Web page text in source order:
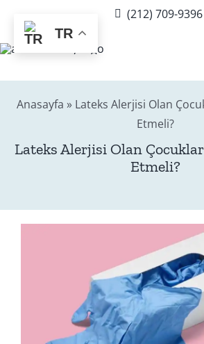
content
(212) 709-9396
Hakkımda
Sağlık Rehberi
Blog
Editör
İletişim
Anasayfa » Lateks Alerjisi Olan
Etmeli?
Lateks Alerjisi Olan
Etmeli?
TR